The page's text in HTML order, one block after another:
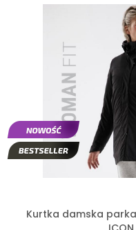
Kurtka damska parka